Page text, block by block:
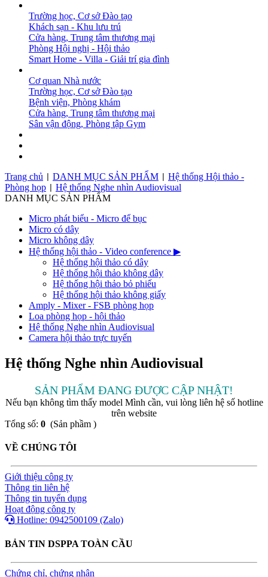
Trường học, Cơ sở Đào tạo
Khách sạn - Khu lưu trú
Cửa hàng, Trung tâm thương mại
Phòng Hội nghị - Hội thảo
Smart Home - Villa - Giải trí gia đình
Cơ quan Nhà nước
Trường học, Cơ sở Đào tạo
Bệnh viện, Phòng khám
Cửa hàng, Trung tâm thương mại
Sân vận động, Phòng tập Gym
Trang chủ
DANH MỤC SẢN PHẨM
Hệ thống Hội thảo -
Phòng họp
Hệ thống Nghe nhìn Audiovisual
DANH MỤC SẢN PHẨM
Micro phát biểu - Micro để bục
Micro có dây
Micro không dây
Hệ thống hội thảo - Video conference ▶
Hệ thống hội thảo có dây
Hệ thống hội thảo không dây
Hệ thống hội thảo bỏ phiếu
Hệ thống hội thảo không giấy
Amply - Mixer - FSB phòng họp
Loa phòng họp - hội thảo
Hệ thống Nghe nhìn Audiovisual
Camera hội thảo trực tuyến
Hệ thống Nghe nhìn Audiovisual
SẢN PHẨM ĐANG ĐƯỢC CẬP NHẬT!
Nếu bạn không tìm thấy model Mình cần, vui lòng liên hệ số hotline
trên website
Tổng số: 0 (Sản phầm )
VỀ CHÚNG TÔI
Giới thiệu công ty
Thông tin liên hệ
Thông tin tuyển dụng
Hoạt động công ty
Hotline: 0942500109 (Zalo)
BẢN TIN DSPPA TOÀN CẦU
Chứng chỉ, chứng nhận